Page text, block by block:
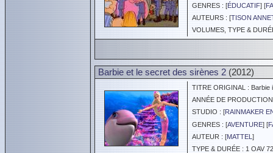
GENRES : [ÉDUCATIF] [
AUTEURS : [TISON
VOLUMES, TYPE &
Barbie et le secret des sirènes 2 (2012)
TITRE ORIGINAL : Barbie
ANNÉE DE
STUDIO : [RAINMAKER
GENRES : [AVENTURE] [
AUTEUR : [MATTEL ]
TYPE & DURÉE : 1 OAV